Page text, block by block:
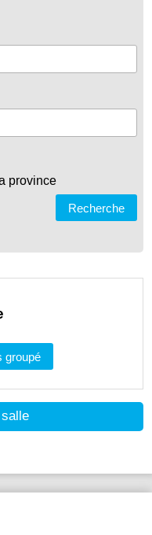
province
Recherche
groupé